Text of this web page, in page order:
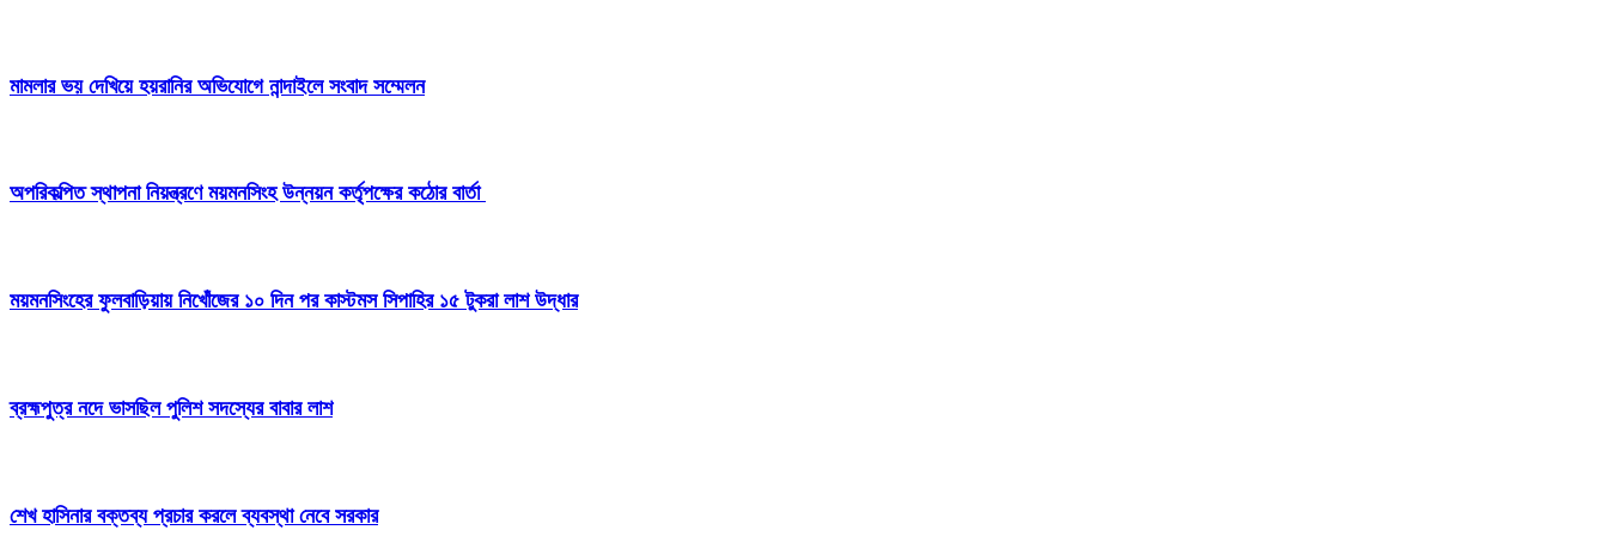
মামলার ভয় দেখিয়ে হয়রানির অভিযোগে নান্দাইলে সংবাদ সম্মেলন
অপরিকল্পিত স্থাপনা নিয়ন্ত্রণে ময়মনসিংহ উন্নয়ন কর্তৃপক্ষের কঠোর বার্তা
ময়মনসিংহের ফুলবাড়িয়ায় নিখোঁজের ১০ দিন পর কাস্টমস সিপাহির ১৫ টুকরা লাশ উদ্ধার
ব্রহ্মপুত্র নদে ভাসছিল পুলিশ সদস্যের বাবার লাশ
শেখ হাসিনার বক্তব্য প্রচার করলে ব্যবস্থা নেবে সরকার